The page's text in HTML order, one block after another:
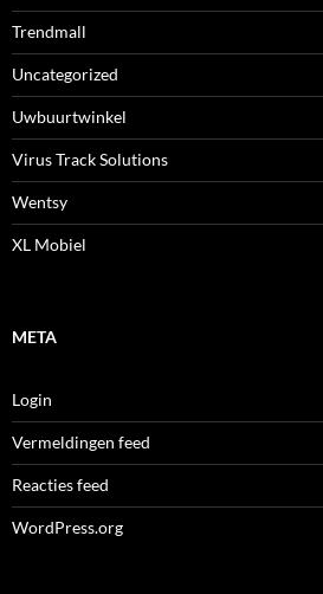
Trendmall
Uncategorized
Uwbuurtwinkel
Virus Track Solutions
Wentsy
XL Mobiel
META
Login
Vermeldingen feed
Reacties feed
WordPress.org